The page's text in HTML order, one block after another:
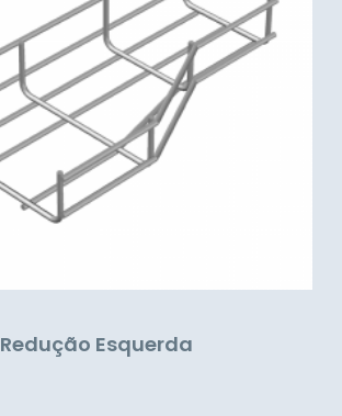
Redução Esquerda